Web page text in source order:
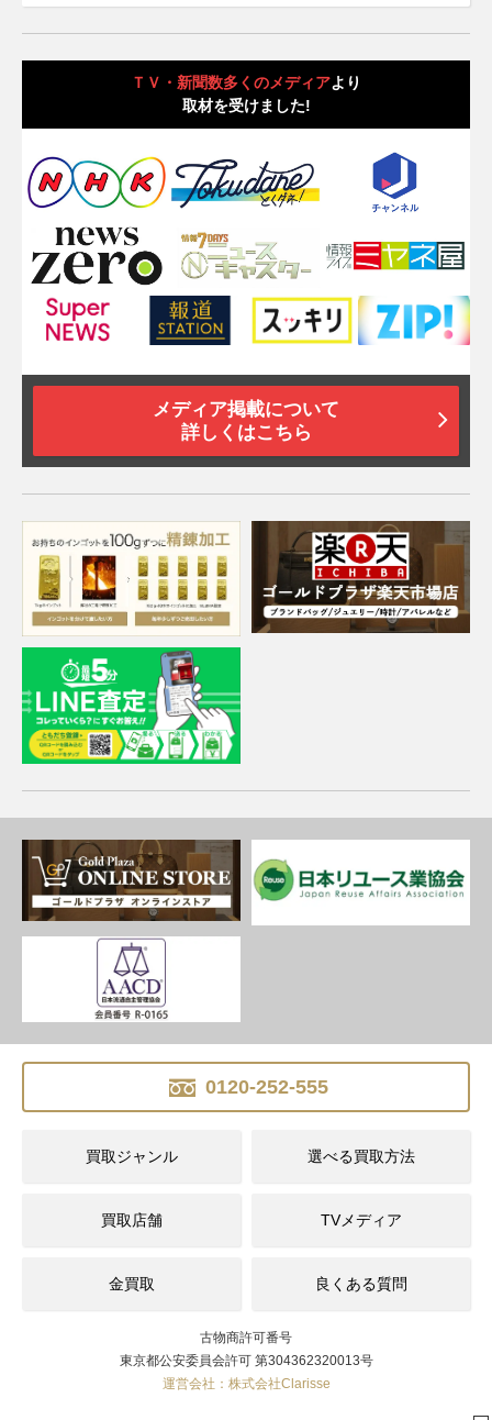
ＴＶ・新聞数多くのメディアより
取材を受けました!
メディア掲載について
詳しくはこちら
0120-252-555
買取ジャンル 選べる買取方法
買取店舗 TVメディア
金買取 良くある質問
古物商許可番号
東京都公安委員会許可 第304362320013号
運営会社：株式会社Clarisse